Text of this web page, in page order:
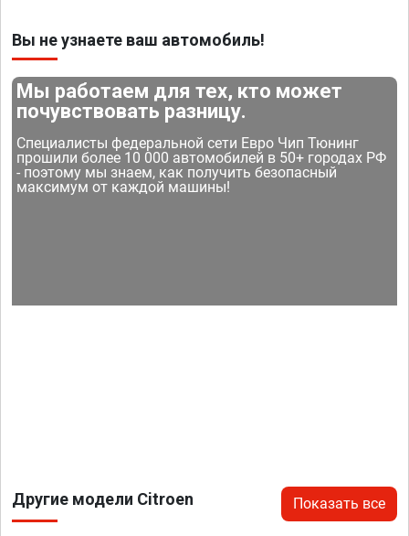
Вы не узнаете ваш автомобиль!
Мы работаем для тех, кто может
почувствовать разницу.
Специалисты федеральной сети Евро Чип Тюнинг
прошили более 10 000 автомобилей в 50+ городах РФ
- поэтому мы знаем, как получить безопасный
максимум от каждой машины!
Другие модели Citroen Показать все